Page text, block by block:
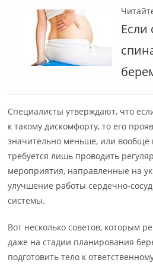
Если
Специалисты утверждают, что
к такому дискомфорту, то его
значительно меньше, или вообще
требуется лишь проводить
мероприятия, направленные на
улучшение работы сердечно-
системы.
Вот несколько советов, которым
даже на стадии планирования
подготовить тело к